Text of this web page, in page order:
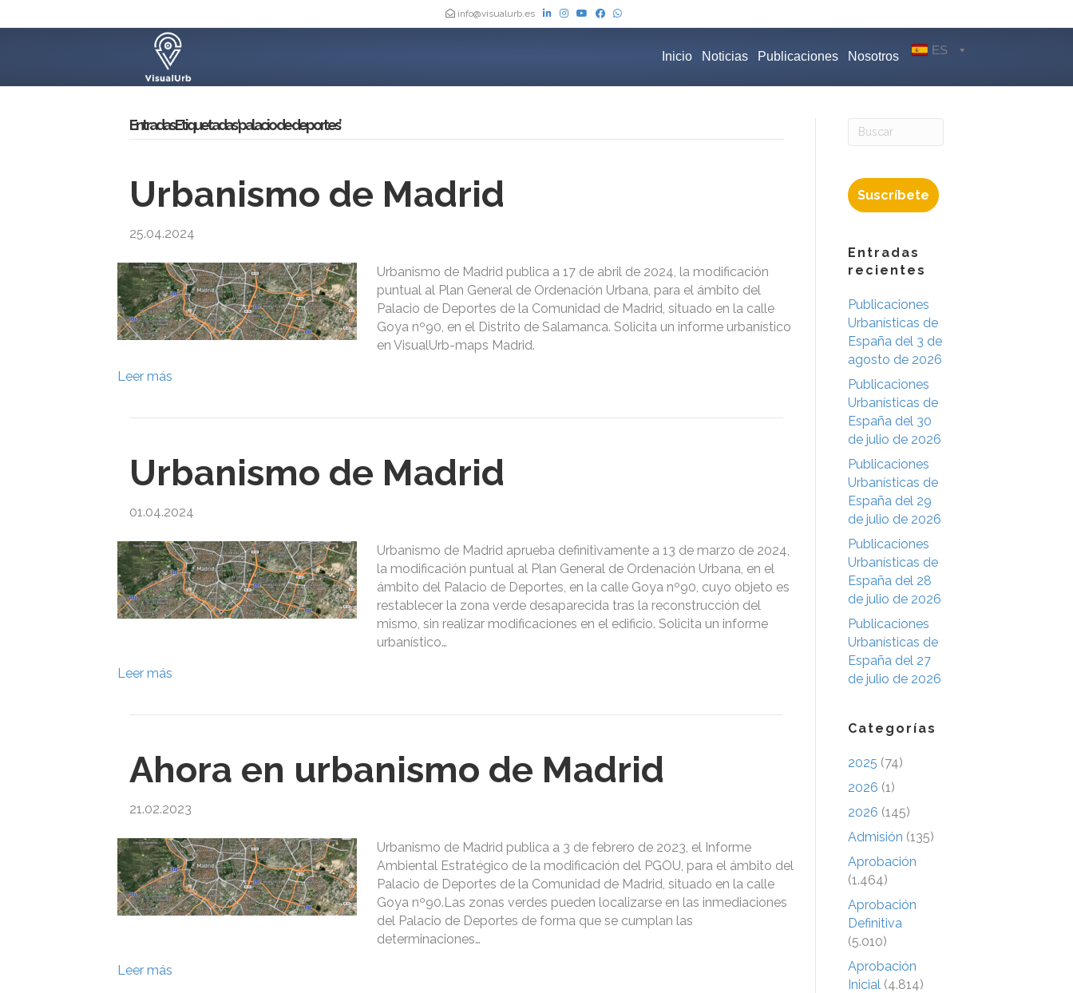
info@visualurb.es
Inicio Noticias Publicaciones Nosotros ES
Entradas Etiquetadas ‘palacio de deportes’
Urbanismo de Madrid
25.04.2024
Urbanismo de Madrid publica a 17 de abril de 2024, la modificación
puntual al Plan General de Ordenación Urbana, para el ámbito del
Palacio de Deportes de la Comunidad de Madrid, situado en la calle
Goya nº90, en el Distrito de Salamanca. Solicita un informe urbanístico
en VisualUrb-maps Madrid.
Leer más
Urbanismo de Madrid
01.04.2024
Urbanismo de Madrid aprueba definitivamente a 13 de marzo de 2024,
la modificación puntual al Plan General de Ordenación Urbana, en el
ámbito del Palacio de Deportes, en la calle Goya nº90, cuyo objeto es
restablecer la zona verde desaparecida tras la reconstrucción del
mismo, sin realizar modificaciones en el edificio. Solicita un informe
urbanístico…
Leer más
Ahora en urbanismo de Madrid
21.02.2023
Urbanismo de Madrid publica a 3 de febrero de 2023, el Informe
Ambiental Estratégico de la modificación del PGOU, para el ámbito del
Palacio de Deportes de la Comunidad de Madrid, situado en la calle
Goya nº90.Las zonas verdes pueden localizarse en las inmediaciones
del Palacio de Deportes de forma que se cumplan las
determinaciones…
Leer más
Suscríbete
Entradas
recientes
Publicaciones
Urbanísticas de
España del 3 de
agosto de 2026
Publicaciones
Urbanísticas de
España del 30
de julio de 2026
Publicaciones
Urbanísticas de
España del 29
de julio de 2026
Publicaciones
Urbanísticas de
España del 28
de julio de 2026
Publicaciones
Urbanísticas de
España del 27
de julio de 2026
Categorías
2025 (74)
2026 (1)
2026 (145)
Admisión (135)
Aprobación
(1.464)
Aprobación
Definitiva
(5.010)
Aprobación
Inicial (4.814)